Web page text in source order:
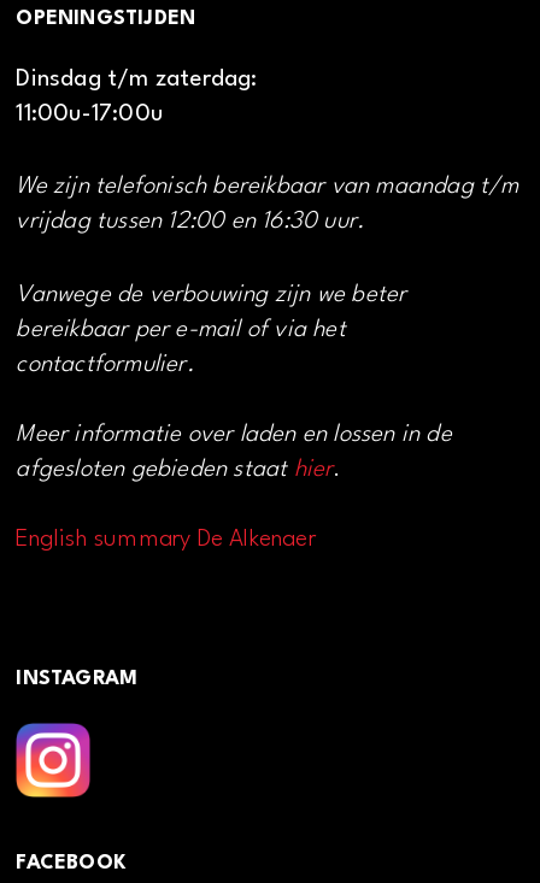
OPENINGSTIJDEN
Dinsdag t/m zaterdag:
11:00u-17:00u
We zijn telefonisch bereikbaar van maandag t/m
vrijdag tussen 12:00 en 16:30 uur.
Vanwege de verbouwing zijn we beter
bereikbaar per e-mail of via het
contactformulier.
Meer informatie over laden en lossen in de
afgesloten gebieden staat hier.
English summary De Alkenaer
INSTAGRAM
FACEBOOK